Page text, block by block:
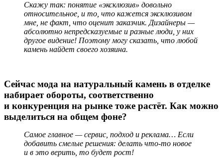
Скажу так: понятие «эксклюзив» довольно
относительное, и то, что кажется эксклюзивом
мне, не факт, что оценит заказчик. Дизайнеры —
абсолютно непредсказуемые и разные люди, у них
другое видение! Поэтому могу сказать, что любой
камень найдет своего хозяина.
Сейчас мода на натуральный камень в отделке
набирает обороты, соответственно
и конкуренция на рынке тоже растёт. Как можно
выделиться на общем фоне?
Самое главное — сервис, подход и реклама… Если
добавить смелые решения: делать что-то новое
и в это верить, то будет рост!